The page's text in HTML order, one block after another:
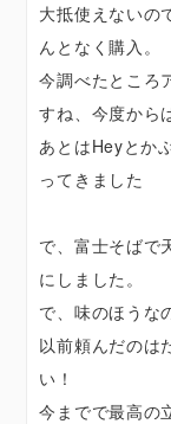
大抵使えないの
んとなく購入。
今調べたところ
すね、今度から
あとはHeyとか
ってきました
で、富士そばで
にしました。
で、味のほうな
以前頼んだのは
い！
今までで最高の